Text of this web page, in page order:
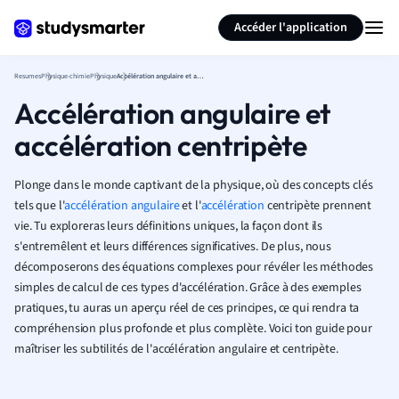
Accéder l'application
ResumesPhysique-chimiePhysique Accélération angulaire et accélération centripète
Accélération angulaire et
accélération centripète
Plonge dans le monde captivant de la physique, où des concepts clés
tels que l'accélération angulaireet l'accélération centripète prennent
vie. Tu exploreras leurs définitions uniques, la façon dont ils
s'entremêlent et leurs différences significatives. De plus, nous
décomposerons des équations complexes pour révéler les méthodes
simples de calcul de ces types d'accélération. Grâce à des exemples
pratiques, tu auras un aperçu réel de ces principes, ce qui rendra ta
compréhension plus profonde et plus complète. Voici ton guide pour
maîtriser les subtilités de l'accélération angulaire et centripète.
Résumer la page